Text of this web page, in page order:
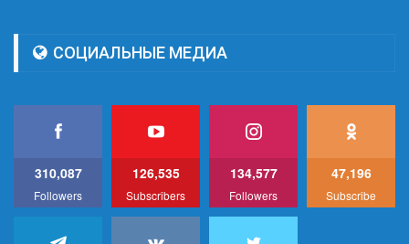
СОЦИАЛЬНЫЕ МЕДИА
310,087
Followers
126,535
Subscribers
134,577
Followers
47,196
Subscribe